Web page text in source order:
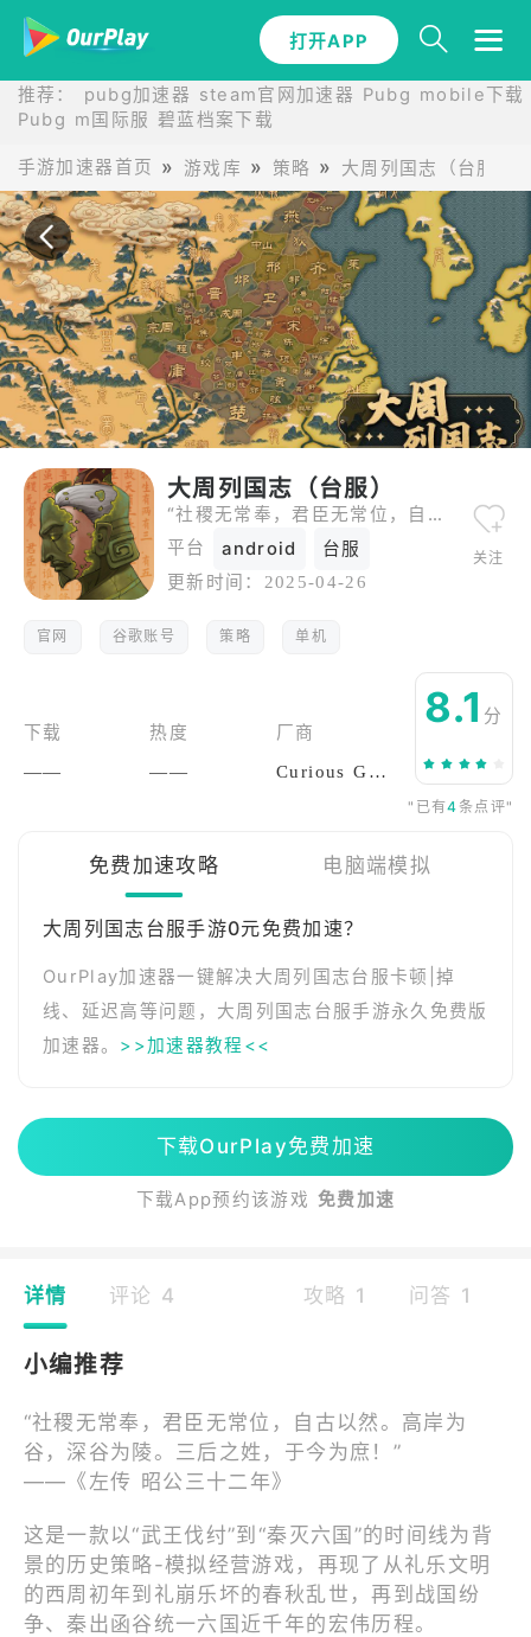
打开APP
推荐： pubg加速器 steam官网加速器 Pubg mobile下载
Pubg m国际服 碧蓝档案下载
手游加速器首页 游戏库 策略 大周列国志（台服）
打开APP
大周列国志（台服）
“社稷无常奉，君臣无常位，自古以然。高岸为谷，深谷为陵。三后之姓，于今为庶！” ——《左传 昭公三十二年》 这是一款以“武王伐纣”到“秦灭六国”的时间线为背景的历史策略-模拟经营游戏，再现了从礼乐文明的西周初年到礼崩乐坏的春秋乱世，再到战国纷争、秦出函谷统一六国近千年的宏伟历程。 天下大乱州牧并起之际，自可以毫无顾忌地逐鹿中原。但若生在一个天下初平、列国归心的礼乐之世，作为一方诸侯，又该用什么手段来发展壮大，实现自己“吞二周而亡诸侯”的野心呢？ 挑战天子威权，压服列国，谋图霸者之业； 或是东出函谷，扫灭列国，坐拥六合之土。 霸王之路还是皇者之路，全在“君上”一念之间！
平台
android 台服
更新时间： 2025-04-26
关注
官网 谷歌账号 策略 单机
下载
——
热度
——
厂商
Curious Game
8.1 分
"已有4 条点评"
免费加速攻略 电脑端模拟
大周列国志台服手游0元免费加速？
OurPlay加速器一键解决大周列国志台服卡顿|掉
线、延迟高等问题，大周列国志台服手游永久免费版
加速器。 >>加速器教程<<
下载OurPlay免费加速
下载App预约该游戏 免费加速
详情 评论 4 攻略 1 问答 1
小编推荐
“社稷无常奉，君臣无常位，自古以然。高岸为
谷，深谷为陵。三后之姓，于今为庶！”
——《左传 昭公三十二年》
这是一款以“武王伐纣”到“秦灭六国”的时间线为背
景的历史策略-模拟经营游戏，再现了从礼乐文明
的西周初年到礼崩乐坏的春秋乱世，再到战国纷
争、秦出函谷统一六国近千年的宏伟历程。